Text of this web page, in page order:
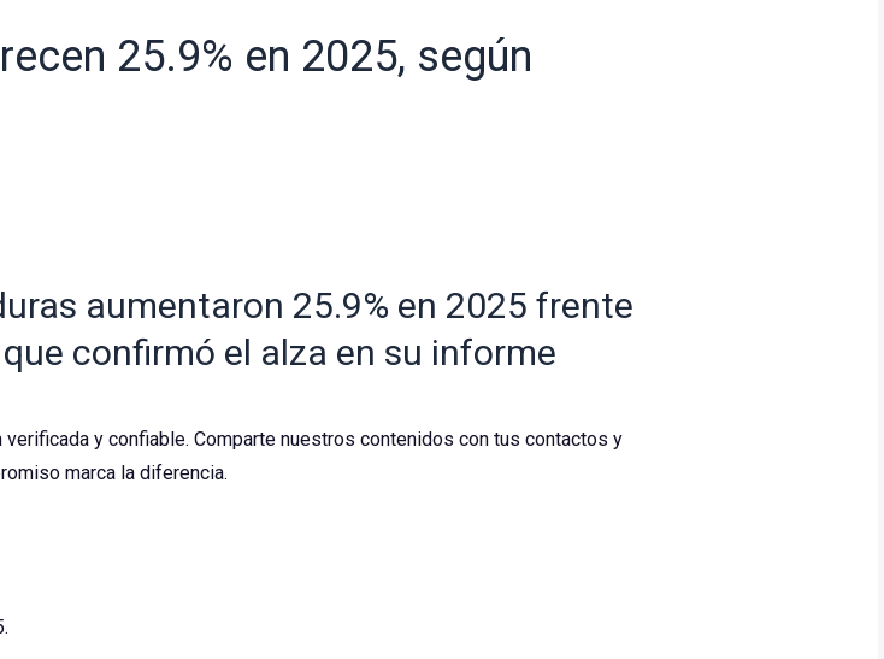
25.9% en 2025, según
aumentaron 25.9% en 2025 frente
confirmó el alza en su informe
y confiable. Comparte nuestros contenidos con tus contactos y
marca la diferencia.